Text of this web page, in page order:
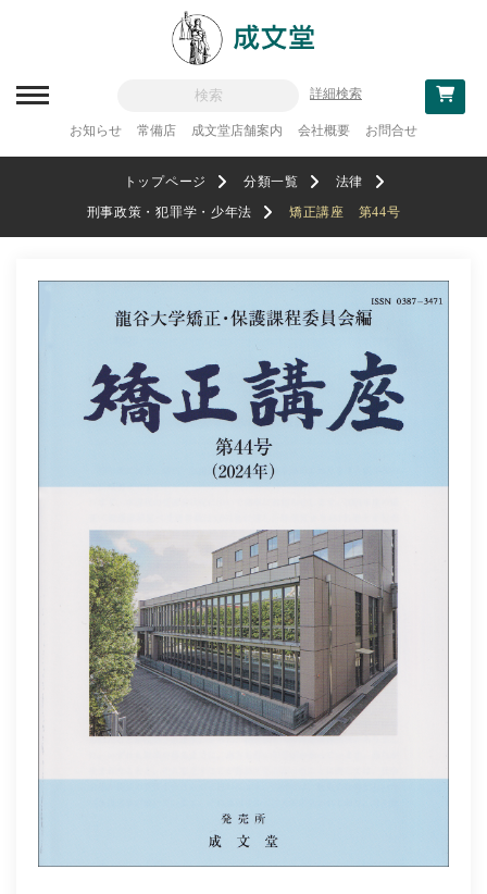
社会学
教育学ほか
哲学・心理学・宗教学
スポーツ・健康科学
歴史・語学・文学・随筆等
教科書採用
お知らせ 常備店 成文堂店舗案内 会社概要 お問合せ
詳細検索
トップページ 分類一覧
法律
刑事政策・犯罪学・少年法
矯正講座 第44号